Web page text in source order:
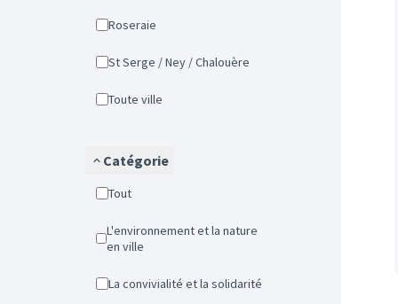
Roseraie
St Serge / Ney / Chalouère
Toute ville
Catégorie
Tout
L'environnement et la nature
en ville
La convivialité et la solidarité